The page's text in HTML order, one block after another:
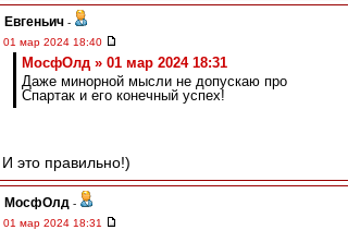
Евгеньич -
01 мар 2024 18:40
МосфОлд » 01 мар 2024 18:31
Даже минорной мысли не допускаю про
Спартак и его конечный успех!
И это правильно!)
МосфОлд -
01 мар 2024 18:31